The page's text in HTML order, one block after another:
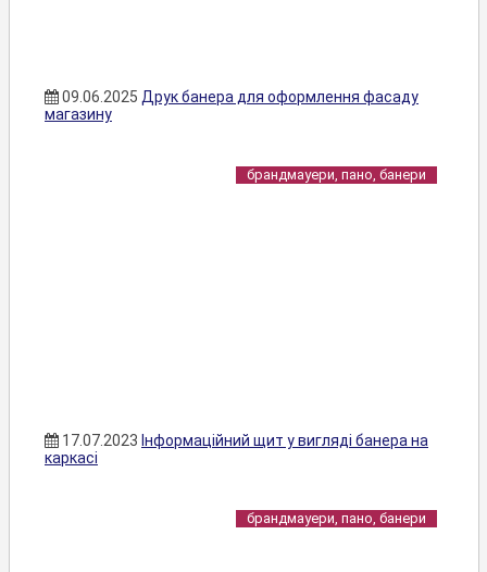
09.06.2025 Друк банера для оформлення фасаду
магазину
брандмауери, пано, банери
17.07.2023 Інформаційний щит у вигляді банера на
каркасі
брандмауери, пано, банери